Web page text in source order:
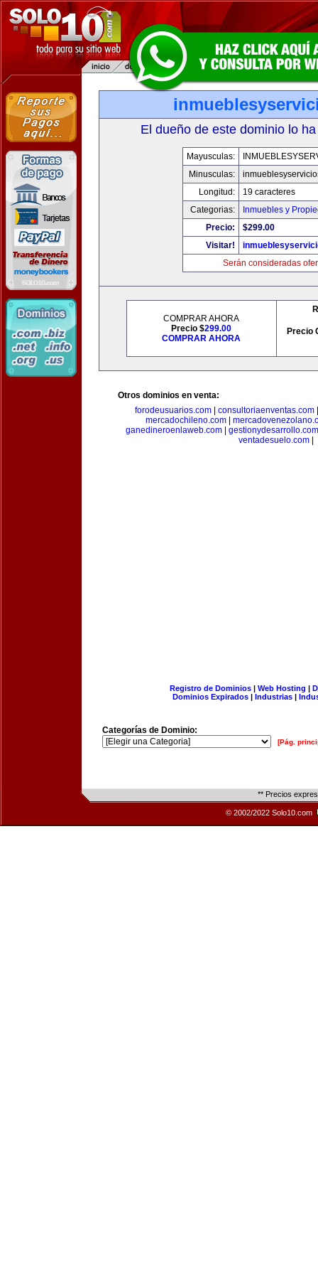
El dueño de este dominio lo
Mayusculas:
Minusculas:
Longitud:
19 caracteres
Categorias:
Inmuebles y
Precio:
$299.00
Visitar!
Serán consideradas
COMPRAR AHORA
Precio $299.00
COMPRAR AHORA
Precio
Otros dominios en venta:
forodeusuarios.com
consultoriaenventas.com
mercadochileno.com
ganedineroenlaweb.com
gestionydesarrollo.com
ventadesuelo.com
Registro de Dominios| Web Hosting |
Dominios Expirados | Industrias |
Categorías de Dominio:
[Pág.
** Precios
© 2002/2022 Solo10.com